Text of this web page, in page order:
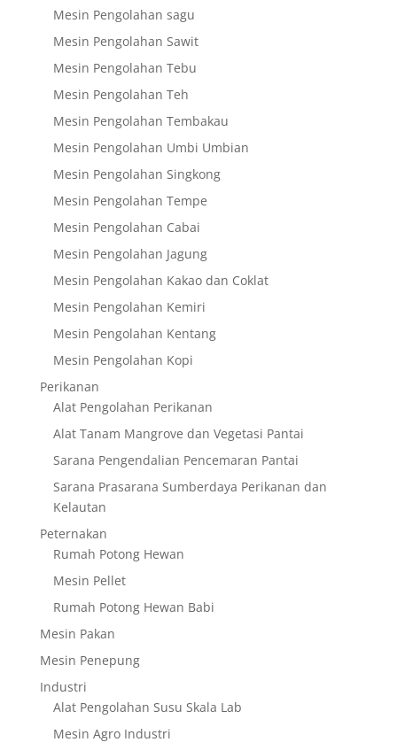
Mesin Pengolahan sagu
Mesin Pengolahan Sawit
Mesin Pengolahan Tebu
Mesin Pengolahan Teh
Mesin Pengolahan Tembakau
Mesin Pengolahan Umbi Umbian
Mesin Pengolahan Singkong
Mesin Pengolahan Tempe
Mesin Pengolahan Cabai
Mesin Pengolahan Jagung
Mesin Pengolahan Kakao dan Coklat
Mesin Pengolahan Kemiri
Mesin Pengolahan Kentang
Mesin Pengolahan Kopi
Perikanan
Alat Pengolahan Perikanan
Alat Tanam Mangrove dan Vegetasi Pantai
Sarana Pengendalian Pencemaran Pantai
Sarana Prasarana Sumberdaya Perikanan dan
Kelautan
Peternakan
Rumah Potong Hewan
Mesin Pellet
Rumah Potong Hewan Babi
Mesin Pakan
Mesin Penepung
Industri
Alat Pengolahan Susu Skala Lab
Mesin Agro Industri